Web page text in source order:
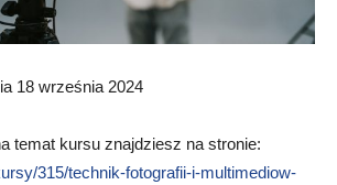
18 września 2024
temat kursu znajdziesz na stronie:
315/technik-fotografii-i-multimediow-